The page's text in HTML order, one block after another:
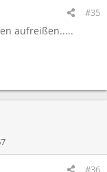
#35
aufreißen.....
#36